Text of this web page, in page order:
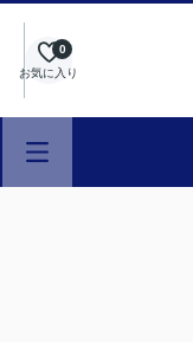
お気に入り
0